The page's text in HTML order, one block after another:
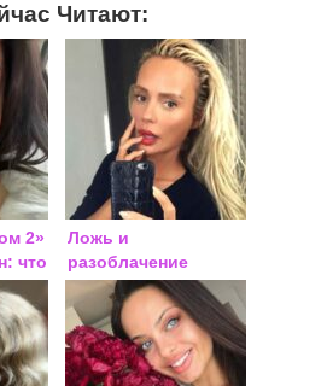
Читают:
2»
что
Ложь и
разоблачение
Кристины
Сысоевой: без мужа
и детей, с кучей
пластики